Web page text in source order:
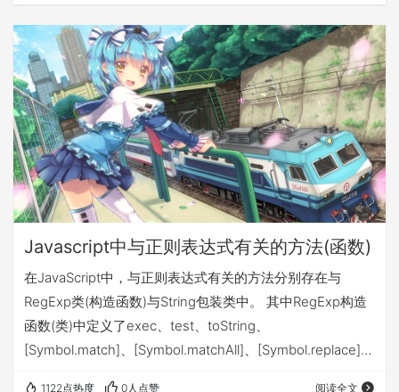
以这样做： 在上面的示例中，我们使用比较函数来实现降序
排序，localeCompare方法用于比较字符串。 使用
Intl.Collator实例的compare方法排序 …
Javascript中与正则表达式有关的方法(函数)
在JavaScript中，与正则表达式有关的方法分别存在与
RegExp类(构造函数)与String包装类中。 其中RegExp构造
函数(类)中定义了exec、test、toString、
[Symbol.match]、[Symbol.matchAll]、[Symbol.replace]、
1122点热度 0人点赞 阅读全文